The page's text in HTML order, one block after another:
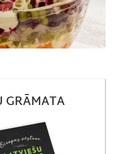
GRĀMATA